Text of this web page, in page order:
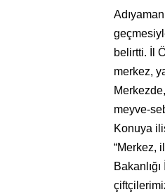
belirtti. İl
merkez,
meyve-
Konuya
“Merkez,